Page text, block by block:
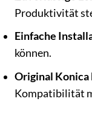
Produktivität
Einfache
können.
Original
Kompatibilität